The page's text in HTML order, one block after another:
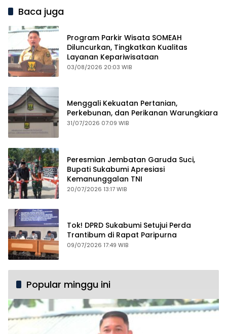
Baca juga
Program Parkir Wisata SOMEAH
Diluncurkan, Tingkatkan Kualitas
Layanan Kepariwisataan
03/08/2026 20:03 WIB
Menggali Kekuatan Pertanian,
Perkebunan, dan Perikanan Warungkiara
31/07/2026 07:09 WIB
Peresmian Jembatan Garuda Suci,
Bupati Sukabumi Apresiasi
Kemanunggalan TNI
20/07/2026 13:17 WIB
Tok! DPRD Sukabumi Setujui Perda
Trantibum di Rapat Paripurna
09/07/2026 17:49 WIB
Popular minggu ini